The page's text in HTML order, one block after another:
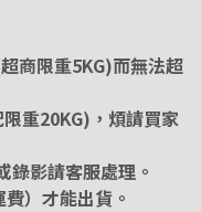
商限重5KG)而無法超
重20KG)，煩請買家
影請客服處理。
）才能出貨。